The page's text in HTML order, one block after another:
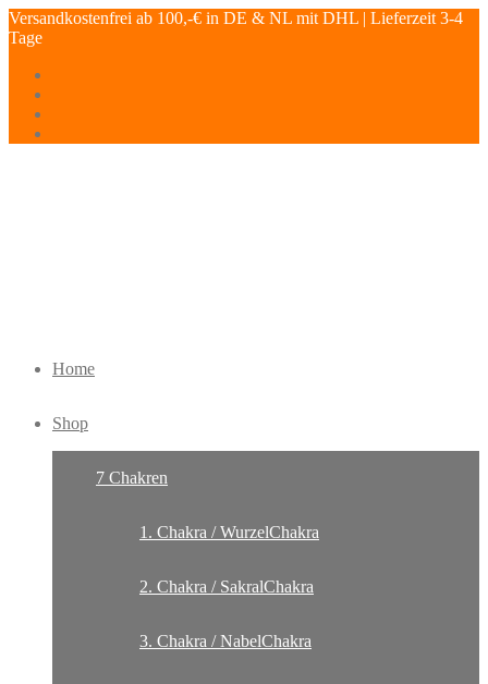
Versandkostenfrei ab 100,-€ in DE & NL mit DHL | Lieferzeit 3-4
Tage
Home
Shop
7 Chakren
1. Chakra / WurzelChakra
2. Chakra / SakralChakra
3. Chakra / NabelChakra